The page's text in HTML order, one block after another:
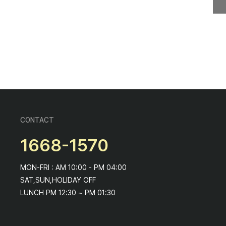
CONTACT
1668-1570
MON-FRI : AM 10:00 - PM 04:00
SAT,SUN,HOLIDAY OFF
LUNCH PM 12:30 ~ PM 01:30